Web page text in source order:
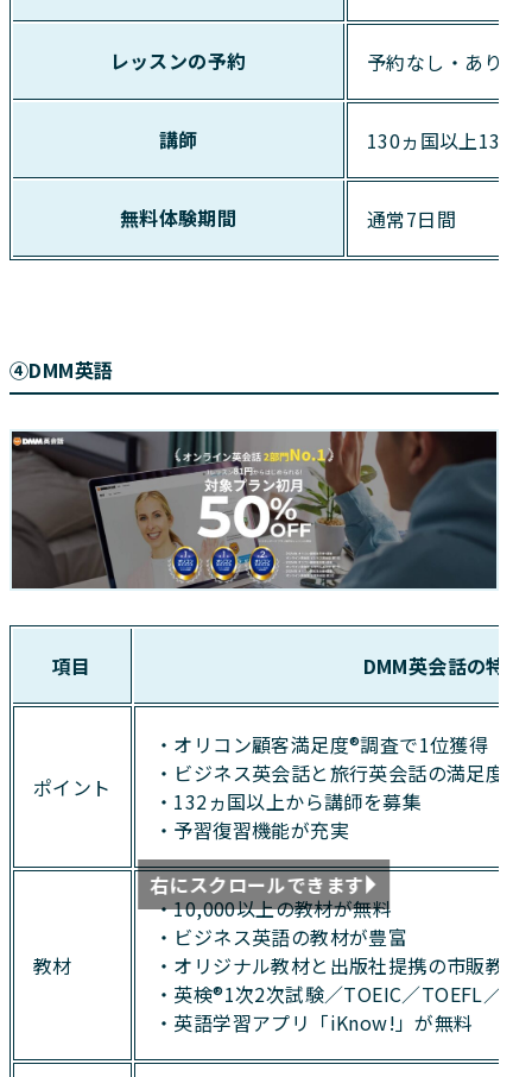
レッスンの予約 予約なし・あり両
講師 130ヵ国以上
無料体験期間 通常7日間
④DMM英語
項目 DMM英会話の特徴
ポイント
・オリコン顧客満足度®調査で1位獲得
・ビジネス英会話と旅行英会話の満足度◎
・132ヵ国以上から講師を募集
・予習復習機能が充実
教材
・10,000以上の教材が無料
・ビジネス英語の教材が豊富
・オリジナル教材と出版社提携の市販教材
・英検®1次2次試験／TOEIC／TOEFL／
・英語学習アプリ「iKnow!」が無料
右にスクロールできます